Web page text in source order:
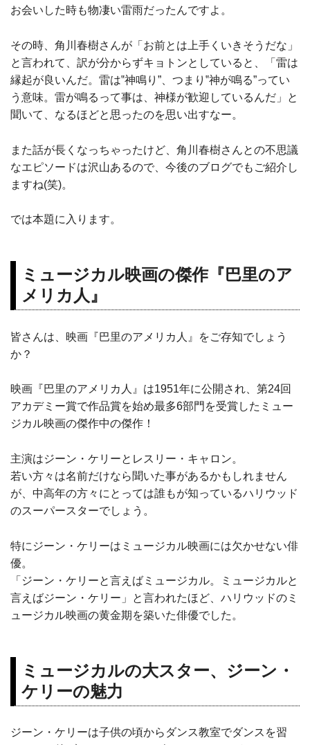
お会いした時も物凄い雷雨だったんですよ。
その時、角川春樹さんが「お前とは上手くいきそうだな」
と言われて、訳が分からずキョトンとしていると、「雷は
縁起が良いんだ。雷は‟神鳴り”、つまり‟神が鳴る”ってい
う意味。雷が鳴るって事は、神様が歓迎しているんだ」と
聞いて、なるほどと思ったのを思い出すなー。
また話が長くなっちゃったけど、角川春樹さんとの不思議
なエピソードは沢山あるので、今後のブログでもご紹介し
ますね(笑)。
では本題に入ります。
ミュージカル映画の傑作『巴里のア
メリカ人』
皆さんは、映画『巴里のアメリカ人』をご存知でしょう
か？
映画『巴里のアメリカ人』は1951年に公開され、第24回
アカデミー賞で作品賞を始め最多6部門を受賞したミュー
ジカル映画の傑作中の傑作！
主演はジーン・ケリーとレスリー・キャロン。
若い方々は名前だけなら聞いた事があるかもしれません
が、中高年の方々にとっては誰もが知っているハリウッド
のスーパースターでしょう。
特にジーン・ケリーはミュージカル映画には欠かせない俳
優。
「ジーン・ケリーと言えばミュージカル。ミュージカルと
言えばジーン・ケリー」と言われたほど、ハリウッドのミ
ュージカル映画の黄金期を築いた俳優でした。
ミュージカルの大スター、ジーン・
ケリーの魅力
ジーン・ケリーは子供の頃からダンス教室でダンスを習